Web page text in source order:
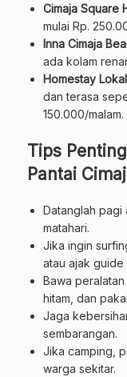
Cimaja Square
mulai Rp.
Inna Cimaja
ada kolam
Homestay Lokal
dan terasa
150.000/malam.
Tips
Pantai
Datanglah pagi
matahari.
Jika ingin
atau ajak guide
Bawa
hitam, dan
Jaga
sembarangan.
Jika camping,
warga sekitar.